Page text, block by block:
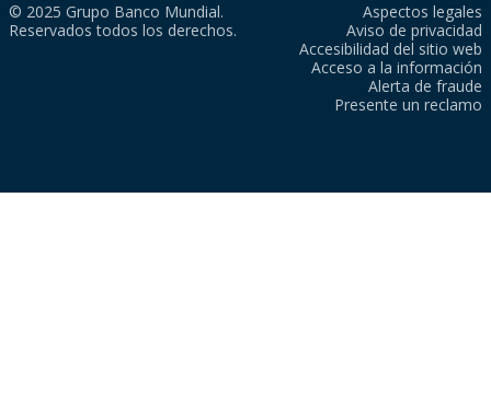
© 2025 Grupo Banco Mundial.
Reservados todos los derechos.
Aspectos legales
Aviso de privacidad
Accesibilidad del sitio web
Acceso a la información
Alerta de fraude
Presente un reclamo